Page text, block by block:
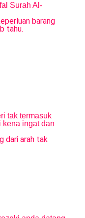
Surah Al-
tak termasuk
kena ingat dan